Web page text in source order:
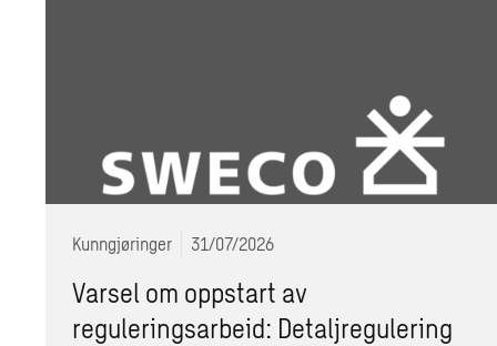
Kunngjøringer 31/07/2026
Varsel om oppstart av
reguleringsarbeid: Detaljregulering